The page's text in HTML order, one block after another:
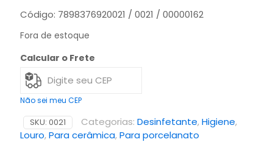
Código: 7898376920021 / 0021 / 00000162
Fora de estoque
Calcular o Frete
Não sei meu CEP
SKU: 0021 Categorias: Desinfetante,Higiene,
Louro,Para cerâmica,Para porcelanato